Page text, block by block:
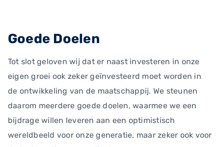
Goede Doelen
Tot slot geloven wij dat er naast investeren in onze
eigen groei ook zeker geïnvesteerd moet worden in
de ontwikkeling van de maatschappij. We steunen
daarom meerdere goede doelen, waarmee we een
bijdrage willen leveren aan een optimistisch
wereldbeeld voor onze generatie, maar zeker ook voor